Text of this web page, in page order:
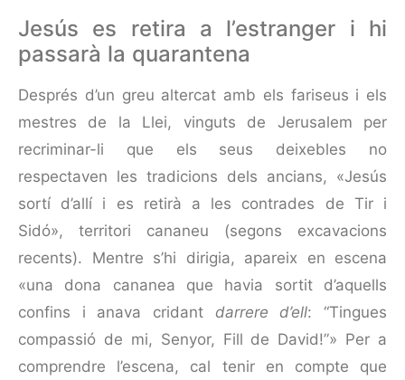
Jesús es retira a l’estranger i hi
passarà la quarantena
Després d’un greu altercat amb els fariseus i els
mestres de la Llei, vinguts de Jerusa­lem per
recriminar-li que els seus deixebles no
respectaven les tradicions dels ancians, «Jesús
sortí d’allí i es retirà a les contrades de Tir i
Sidó», territori cananeu (segons excavacions
recents). Mentre s’hi dirigia, apareix en escena
«una dona cananea que havia sortit d’aquells
confins i anava cridant darrere d’ell: “Tingues
compassió de mi, Senyor, Fill de David!”» Per a
comprendre l’escena, cal tenir en compte que